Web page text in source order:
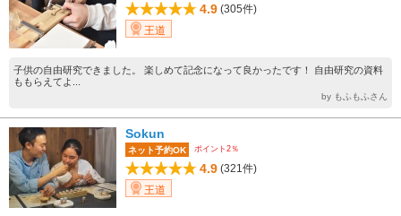
4.9 (305件)
王道
子供の自由研究できました。 楽しめて記念になって良かったです！ 自由研究の資料
ももらえてよ...
by もふもふさん
Sokun
ネット予約OK ポイント2％
4.9 (321件)
王道